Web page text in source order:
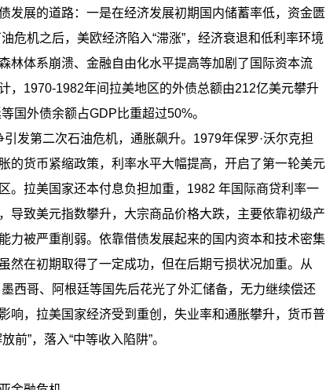
发展的道路：一是在经济发展初期国内储蓄率低，资金匮
危机之后，美欧经济陷入“滞涨”，经济衰退和低利率环境
林体系崩溃、金融自由化水平提高等加剧了国际资本流
，1970-1982年间拉美地区的外债总额由212亿美元攀升
国外债余额占GDP比重超过50%。
发第二次石油危机，通胀飙升。1979年保罗·沃尔克担
的货币紧缩政策，利率水平大幅提高，开启了第一轮美元
。拉美国家还本付息负担加重，1982 年国际商贷利率一
导致美元指数攀升，大宗商品价格大跌，主要依靠初级产
力被严重削弱。依靠借债发展起来的国内资本和技术密集
然在初期取得了一定成功，但在后期亏损状况加重。从
西哥、阿根廷等国先后花光了外汇储备，无力继续偿还
响，拉美国家经济受到重创，失业率和通胀攀升，货币普
前”，落入“中等收入陷阱”。